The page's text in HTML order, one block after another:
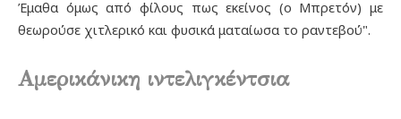
Έμαθα όμως από φίλους πως εκείνος (ο Μπρετόν) με
θεωρούσε χιτλερικό και φυσικά ματαίωσα το ραντεβού".
Αμερικάνικη ιντελιγκέντσια